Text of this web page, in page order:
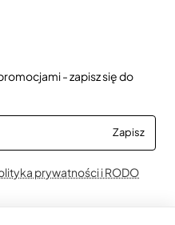
- zapisz się do
Zapisz
prywatności i RODO